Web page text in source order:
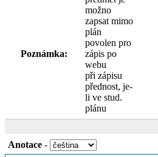
Poznámka:
možno
zapsat mimo
plán
povolen pro
zápis po
webu
při zápisu
přednost, je-
li ve stud.
plánu
Anotace -